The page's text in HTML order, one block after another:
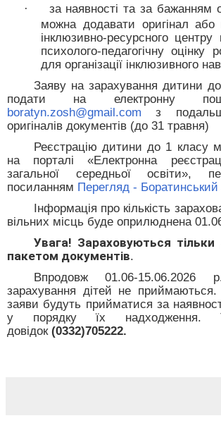
·
за наявності та за бажанням
можна додавати оригінал або
інклюзивно-ресурсного
психолого-педагогічну оцінку
для організації інклюзивного
Заяву на зарахування дитини
подати на електронну
boratyn.zosh@gmail.com
з
оригіналів документів (до 31 травня)
Реєстрацію дитини до 1 класу
на порталі «Електронна
загальної середньої освіти»,
посиланням Перегляд -
Інформація про кількість
вільних місць буде оприлюднена
Увага! Зараховуються
пакетом документів.
Впродовж 01.06-
зарахування дітей не
заяви будуть прийматися за
у порядку їх надходження.
довідок (0332)705222.